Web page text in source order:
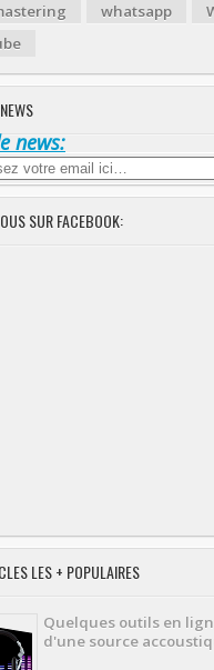
whatsapp
news:
SUR FACEBOOK:
LES + POPULAIRES
Quelques outils en
d'une source